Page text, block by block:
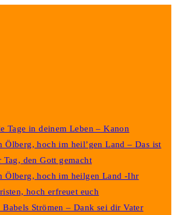
Tage in deinem Leben – Kanon
Ölberg, hoch im heil’gen Land – Das ist
Tag, den Gott gemacht
Ölberg, hoch im heilgen Land -Ihr
hoch erfreuet euch
Babels Strömen – Dank sei dir Vater